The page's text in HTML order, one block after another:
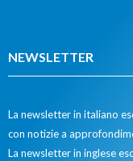
NEWSLETTER
La newsletter in italiano
con notizie a
La newsletter in inglese